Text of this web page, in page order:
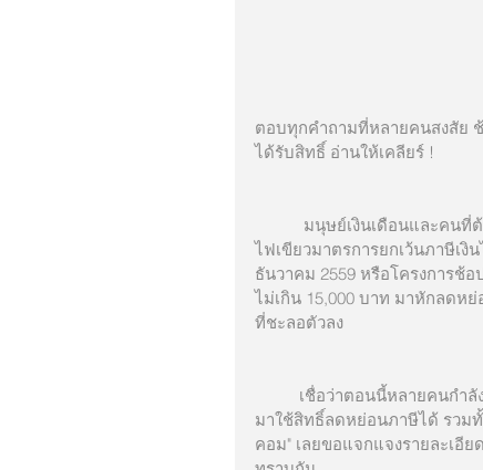
ตอบทุกคำถามที่หลายคนสงสัย
ได้รับสิทธิ์ อ่านให้เคลียร์ !
ไฟเขียวมาตรการยกเว้นภาษีเ
ธันวาคม 2559 หรือโครงการช้
ไม่เกิน 15,000 บาท มาหักลดห
ที่ชะลอตัวลง
มาใช้สิทธิ์ลดหย่อนภาษีได้ รวม
คอม" เลยขอแจกแจงรายละเอี